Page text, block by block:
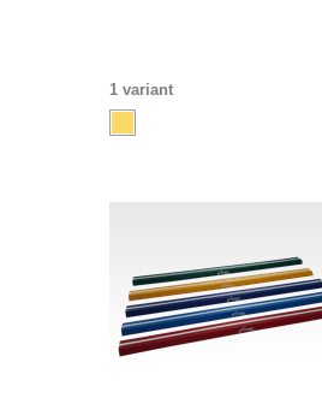
1 variant